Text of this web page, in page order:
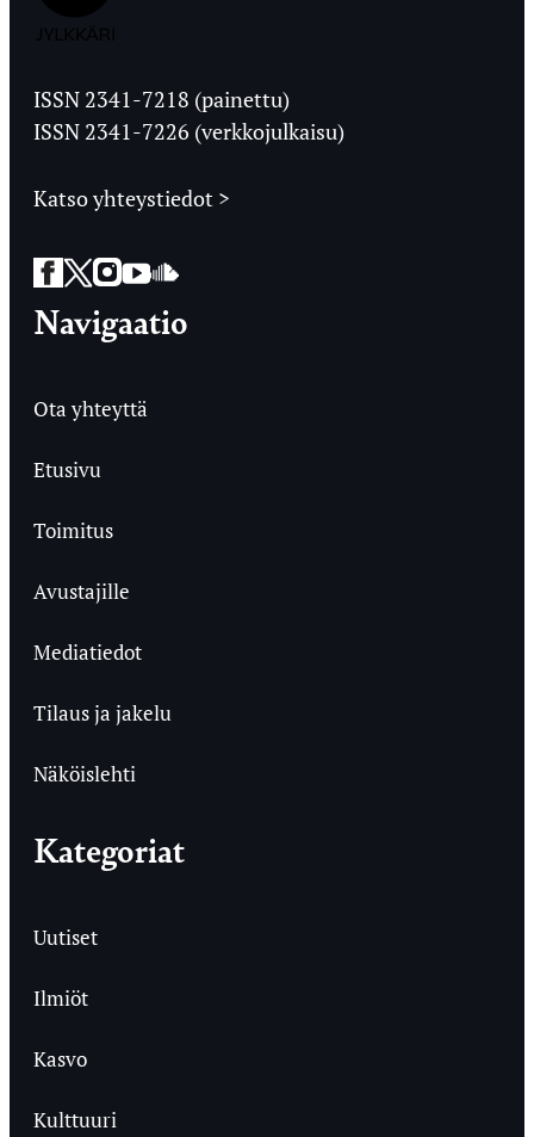
Ylioppilaslehti
ISSN 2341-7218 (painettu)
ISSN 2341-7226 (verkkojulkaisu)
Katso yhteystiedot >
Facebook
Twitter
Instagram
YouTube
SoundCloud
Navigaatio
Ota yhteyttä
Etusivu
Toimitus
Avustajille
Mediatiedot
Tilaus ja jakelu
Näköislehti
Kategoriat
Uutiset
Ilmiöt
Kasvo
Kulttuuri